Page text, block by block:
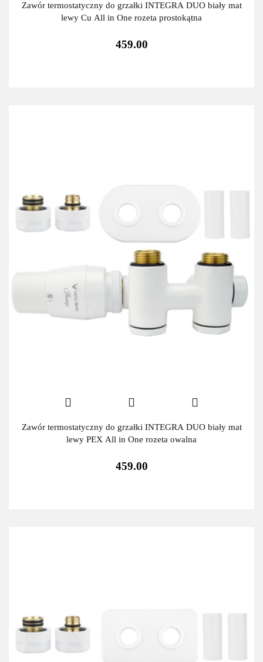
Zawór termostatyczny do grzałki INTEGRA DUO biały mat
lewy Cu All in One rozeta prostokątna
459.00
Zawór termostatyczny do grzałki INTEGRA DUO biały mat
lewy PEX All in One rozeta owalna
459.00